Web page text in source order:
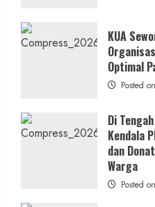
KUA
Optimal
Posted
Di
Kendala
dan
Warga
Posted